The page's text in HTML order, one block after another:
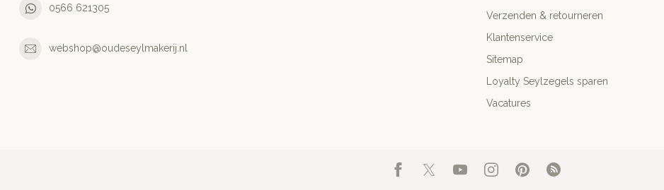
0566 621305
webshop@oudeseylmakerij.nl
Verzenden & retourneren
Klantenservice
Sitemap
Loyalty Seylzegels sparen
Vacatures